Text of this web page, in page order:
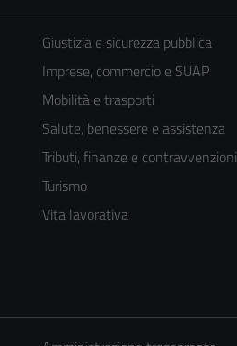
Giustizia e sicurezza pubblica
Imprese, commercio e SUAP
Mobilità e trasporti
Salute, benessere e assistenza
Tributi, finanze e contravvenzioni
Turismo
Vita lavorativa